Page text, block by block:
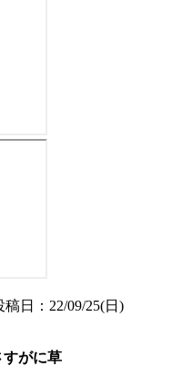
稿日：22/09/25(日)
すがに草